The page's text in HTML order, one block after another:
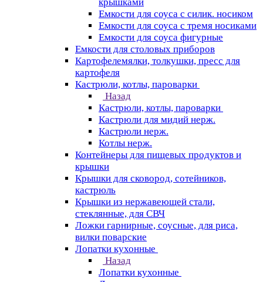
Емкости для соуса с силик. носиком
Емкости для соуса с тремя носиками
Емкости для соуса фигурные
Емкости для столовых приборов
Картофелемялки, толкушки, пресс для
картофеля
Кастрюли, котлы, пароварки
Назад
Кастрюли, котлы, пароварки
Кастрюли для мидий нерж.
Кастрюли нерж.
Котлы нерж.
Контейнеры для пищевых продуктов и
крышки
Крышки для сковород, сотейников,
кастрюль
Крышки из нержавеющей стали,
стеклянные, для СВЧ
Ложки гарнирные, соусные, для риса,
вилки поварские
Лопатки кухонные
Назад
Лопатки кухонные